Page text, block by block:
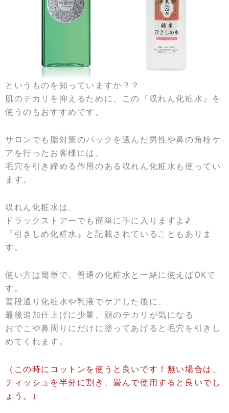
というものを知っていますか？？
肌のテカリを抑えるために、この『収れん化粧水』を
使うのもおすすめです。
サロンでも脂対策のパックを選んだ男性や鼻の角栓ケ
アを行ったお客様には、
毛穴を引き締める作用のある収れん化粧水も使ってい
ます。
収れん化粧水は、
ドラックストアーでも簡単に手に入りますよ♪
『引きしめ化粧水』と記載されていることもありま
す。
使い方は簡単で、普通の化粧水と一緒に使えばOKで
す。
普段通り化粧水や乳液でケアした後に、
最後追加仕上げに少量、顔のテカリが気になる
おでこや鼻周りにだけに塗ってあげると毛穴を引きし
めてくれます。
（この時にコットンを使うと良いです！無い場合は、
ティッシュを半分に割き、畳んで使用すると良いでし
ょう。）